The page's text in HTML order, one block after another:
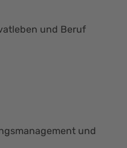
und Beruf
und